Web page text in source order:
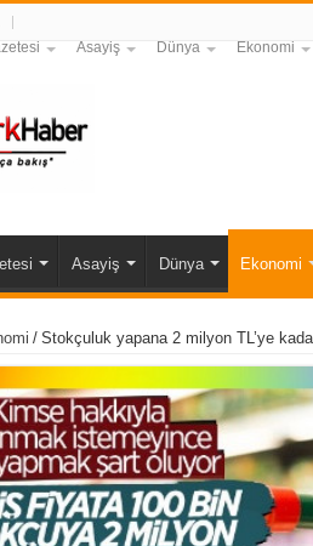
Asayiş Dünya Ekonomi
Asayiş Dünya Ekonomi
/ Stokçuluk yapana 2 milyon TL’ye